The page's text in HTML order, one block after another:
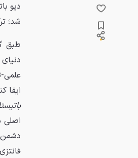
دیو
شد؛
طبق
ایفا
باتیستا
اصلی سال
دشمن